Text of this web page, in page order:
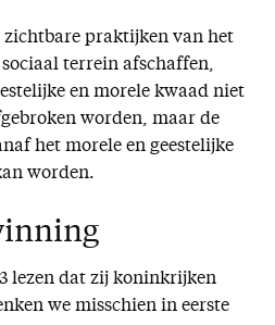
praktijken van het
terrein afschaffen,
en morele kwaad niet
worden, maar de
het morele en geestelijke
worden.
lezen dat zij koninkrijken
we misschien in eerste